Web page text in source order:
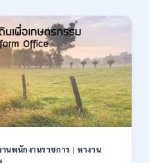
านพนักงานราชการ |หางาน